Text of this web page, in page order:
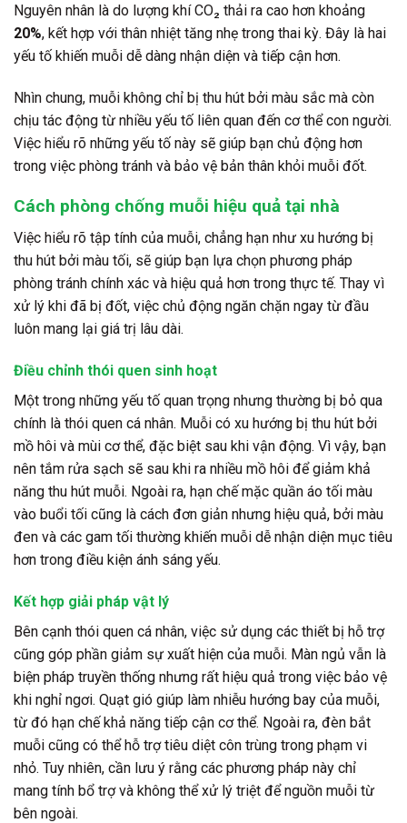
Nguyên nhân là do lượng khí CO₂ thải ra cao hơn khoảng
20%, kết hợp với thân nhiệt tăng nhẹ trong thai kỳ. Đây là hai
yếu tố khiến muỗi dễ dàng nhận diện và tiếp cận hơn.
Nhìn chung, muỗi không chỉ bị thu hút bởi màu sắc mà còn
chịu tác động từ nhiều yếu tố liên quan đến cơ thể con người.
Việc hiểu rõ những yếu tố này sẽ giúp bạn chủ động hơn
trong việc phòng tránh và bảo vệ bản thân khỏi muỗi đốt.
Cách phòng chống muỗi hiệu quả tại nhà
Việc hiểu rõ tập tính của muỗi, chẳng hạn như xu hướng bị
thu hút bởi màu tối, sẽ giúp bạn lựa chọn phương pháp
phòng tránh chính xác và hiệu quả hơn trong thực tế. Thay vì
xử lý khi đã bị đốt, việc chủ động ngăn chặn ngay từ đầu
luôn mang lại giá trị lâu dài.
Điều chỉnh thói quen sinh hoạt
Một trong những yếu tố quan trọng nhưng thường bị bỏ qua
chính là thói quen cá nhân. Muỗi có xu hướng bị thu hút bởi
mồ hôi và mùi cơ thể, đặc biệt sau khi vận động. Vì vậy, bạn
nên tắm rửa sạch sẽ sau khi ra nhiều mồ hôi để giảm khả
năng thu hút muỗi. Ngoài ra, hạn chế mặc quần áo tối màu
vào buổi tối cũng là cách đơn giản nhưng hiệu quả, bởi màu
đen và các gam tối thường khiến muỗi dễ nhận diện mục tiêu
hơn trong điều kiện ánh sáng yếu.
Kết hợp giải pháp vật lý
Bên cạnh thói quen cá nhân, việc sử dụng các thiết bị hỗ trợ
cũng góp phần giảm sự xuất hiện của muỗi. Màn ngủ vẫn là
biện pháp truyền thống nhưng rất hiệu quả trong việc bảo vệ
khi nghỉ ngơi. Quạt gió giúp làm nhiễu hướng bay của muỗi,
từ đó hạn chế khả năng tiếp cận cơ thể. Ngoài ra, đèn bắt
muỗi cũng có thể hỗ trợ tiêu diệt côn trùng trong phạm vi
nhỏ. Tuy nhiên, cần lưu ý rằng các phương pháp này chỉ
mang tính bổ trợ và không thể xử lý triệt để nguồn muỗi từ
bên ngoài.